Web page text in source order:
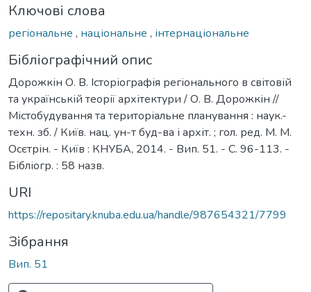
Ключові слова
регіональне , національне , інтернаціональне
Бібліографічний опис
Дорожкін О. В. Історіографія регіонального в світовій
та українській теорії архітектури / О. В. Дорожкін //
Містобудування та територіальне планування : наук.-
техн. зб. / Київ. нац. ун-т буд-ва і архіт. ; гол. ред. М. М.
Осєтрін. - Київ : КНУБА, 2014. - Вип. 51. - С. 96-113. -
Бібліогр. : 58 назв.
URI
https://repositary.knuba.edu.ua/handle/987654321/7799
Зібрання
Вип. 51